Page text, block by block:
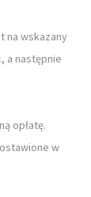
na wskazany
a następnie
opłatę.
w